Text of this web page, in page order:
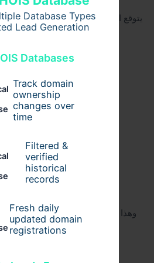
Database Types
Lead Generation
Databases
Track domain
ownership
changes over
time
Filtered &
verified
historical
records
Fresh daily
updated domain
registrations
يتوقع الخبراء أن يشهد المعقم
إدخال
تطوير روائح
تحسين
توسيع استخدامه
جعله جزءًا أساسيًا من مجموعات
وهذا يؤكد أن المعقم لم يعد منتجًا
عنصرًا دائمًا في عالم العناية والعطور.